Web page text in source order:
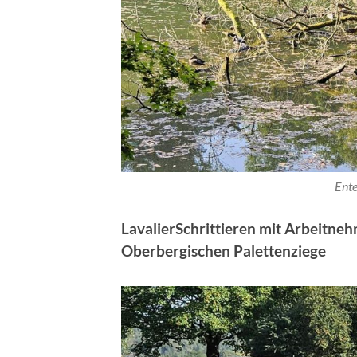
LavalierSchrittieren mit
Oberbergischen Palettenziege